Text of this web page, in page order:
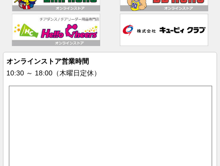
オンラインストア営業時間
10:30 ～ 18:00（木曜日定休）